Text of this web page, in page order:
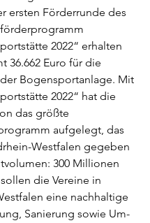
ersten Förderrunde des
2022“ erhalten
36.662 Euro für die
Bogensportanlage. Mit
2022“ hat die
das größte
aufgelegt, das
Westfalen gegeben
300 Millionen
die Vereine in
eine nachhaltige
Sanierung sowie Um-